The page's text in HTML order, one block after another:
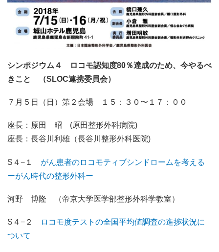
シンポジウム４ ロコモ認知度80％達成のため、今やるべ
きこと （SLOC連携委員会）
７月５日（日）第２会場 １５：３０〜１７：００
座長：原田 昭 (原田整形外科病院)
座長：長谷川利雄（長谷川整形外科医院)
S４−１ がん患者のロコモティブシンドロームを考える
ーがん時代の整形外科ー
河野 博隆 （帝京大学医学部整形外科学教室）
S４−２
ロコモ度テストの全国平均値調査の進捗状況に
ついて